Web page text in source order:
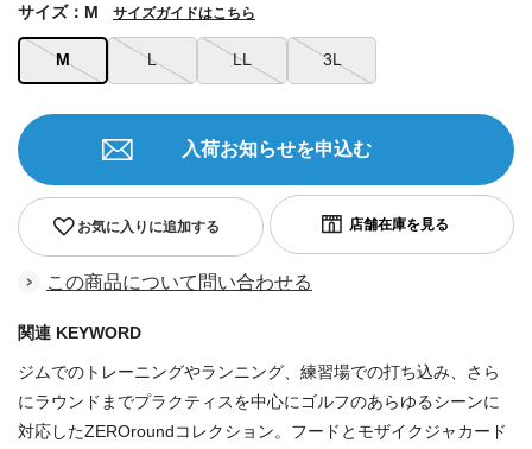
M L LL 3L
サイズ：M サイズガイドはこちら
お気に入りに追加する
入荷お知らせを申込む
この商品について問い合わせる
関連 KEYWORD
ジムでのトレーニングやランニング、練習場での打ち込み、さら
にラウンドまでプラクティスを中心にゴルフのあらゆるシーンに
対応したZEROroundコレクション。フードとモザイクジャカード